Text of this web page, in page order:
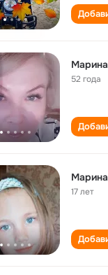
52 года
17 лет